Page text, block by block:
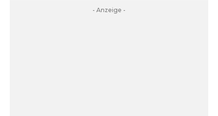
- Anzeige -